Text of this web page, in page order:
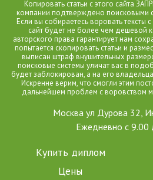
Копировать статьи с этого сайта
компании подтверждено поисковыми
Если вы собираетесь воровать тексты
сайт будет не более чем дешевой
авторского права гарантирует нам
попытается скопировать статьи и
выписан штраф внушительных
поисковые системы уличат вас в
будет заблокирован, а на его
Искренне верим, что смогли этим
дальнейшем проблем с воровством
Москва ул Дурова 32,
Ежедневно с 9.00
Купить диплом
Цены